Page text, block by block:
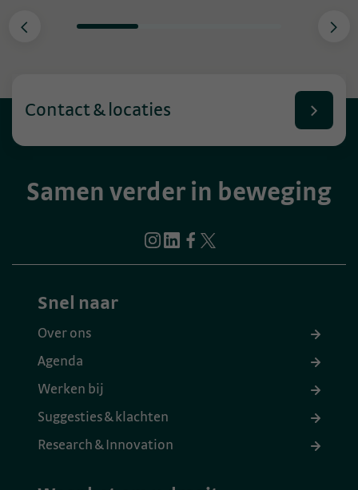
< >
Samen verder in beweging
Contact & locaties
Snel naar
Over ons
Agenda
Werken bij
Suggesties & klachten
Research & Innovation